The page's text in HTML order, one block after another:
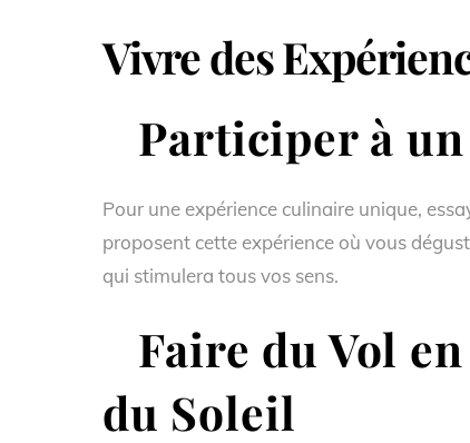
Vivre des
Participer à
Pour une expérience culinaire unique,
proposent cette expérience où vous
qui stimulera tous vos sens.
Faire du Vol
du Soleil